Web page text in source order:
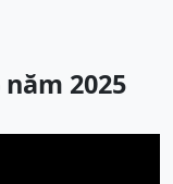
2025